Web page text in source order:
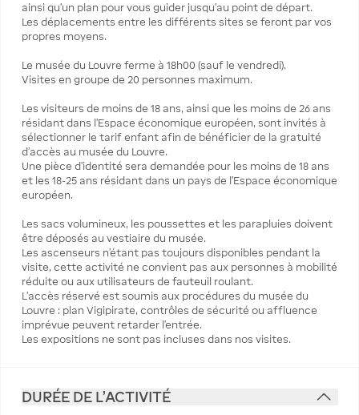
ainsi qu’un plan pour vous guider jusqu’au point de départ.
Les déplacements entre les différents sites se feront par vos
propres moyens.
Le musée du Louvre ferme à 18h00 (sauf le vendredi).
Visites en groupe de 20 personnes maximum.
Les visiteurs de moins de 18 ans, ainsi que les moins de 26 ans
résidant dans l’Espace économique européen, sont invités à
sélectionner le tarif enfant afin de bénéficier de la gratuité
d’accès au musée du Louvre.
Une pièce d’identité sera demandée pour les moins de 18 ans
et les 18-25 ans résidant dans un pays de l’Espace économique
européen.
Les sacs volumineux, les poussettes et les parapluies doivent
être déposés au vestiaire du musée.
Les ascenseurs n’étant pas toujours disponibles pendant la
visite, cette activité ne convient pas aux personnes à mobilité
réduite ou aux utilisateurs de fauteuil roulant.
L’accès réservé est soumis aux procédures du musée du
Louvre : plan Vigipirate, contrôles de sécurité ou affluence
imprévue peuvent retarder l’entrée.
Les expositions ne sont pas incluses dans nos visites.
DURÉE DE L'ACTIVITÉ